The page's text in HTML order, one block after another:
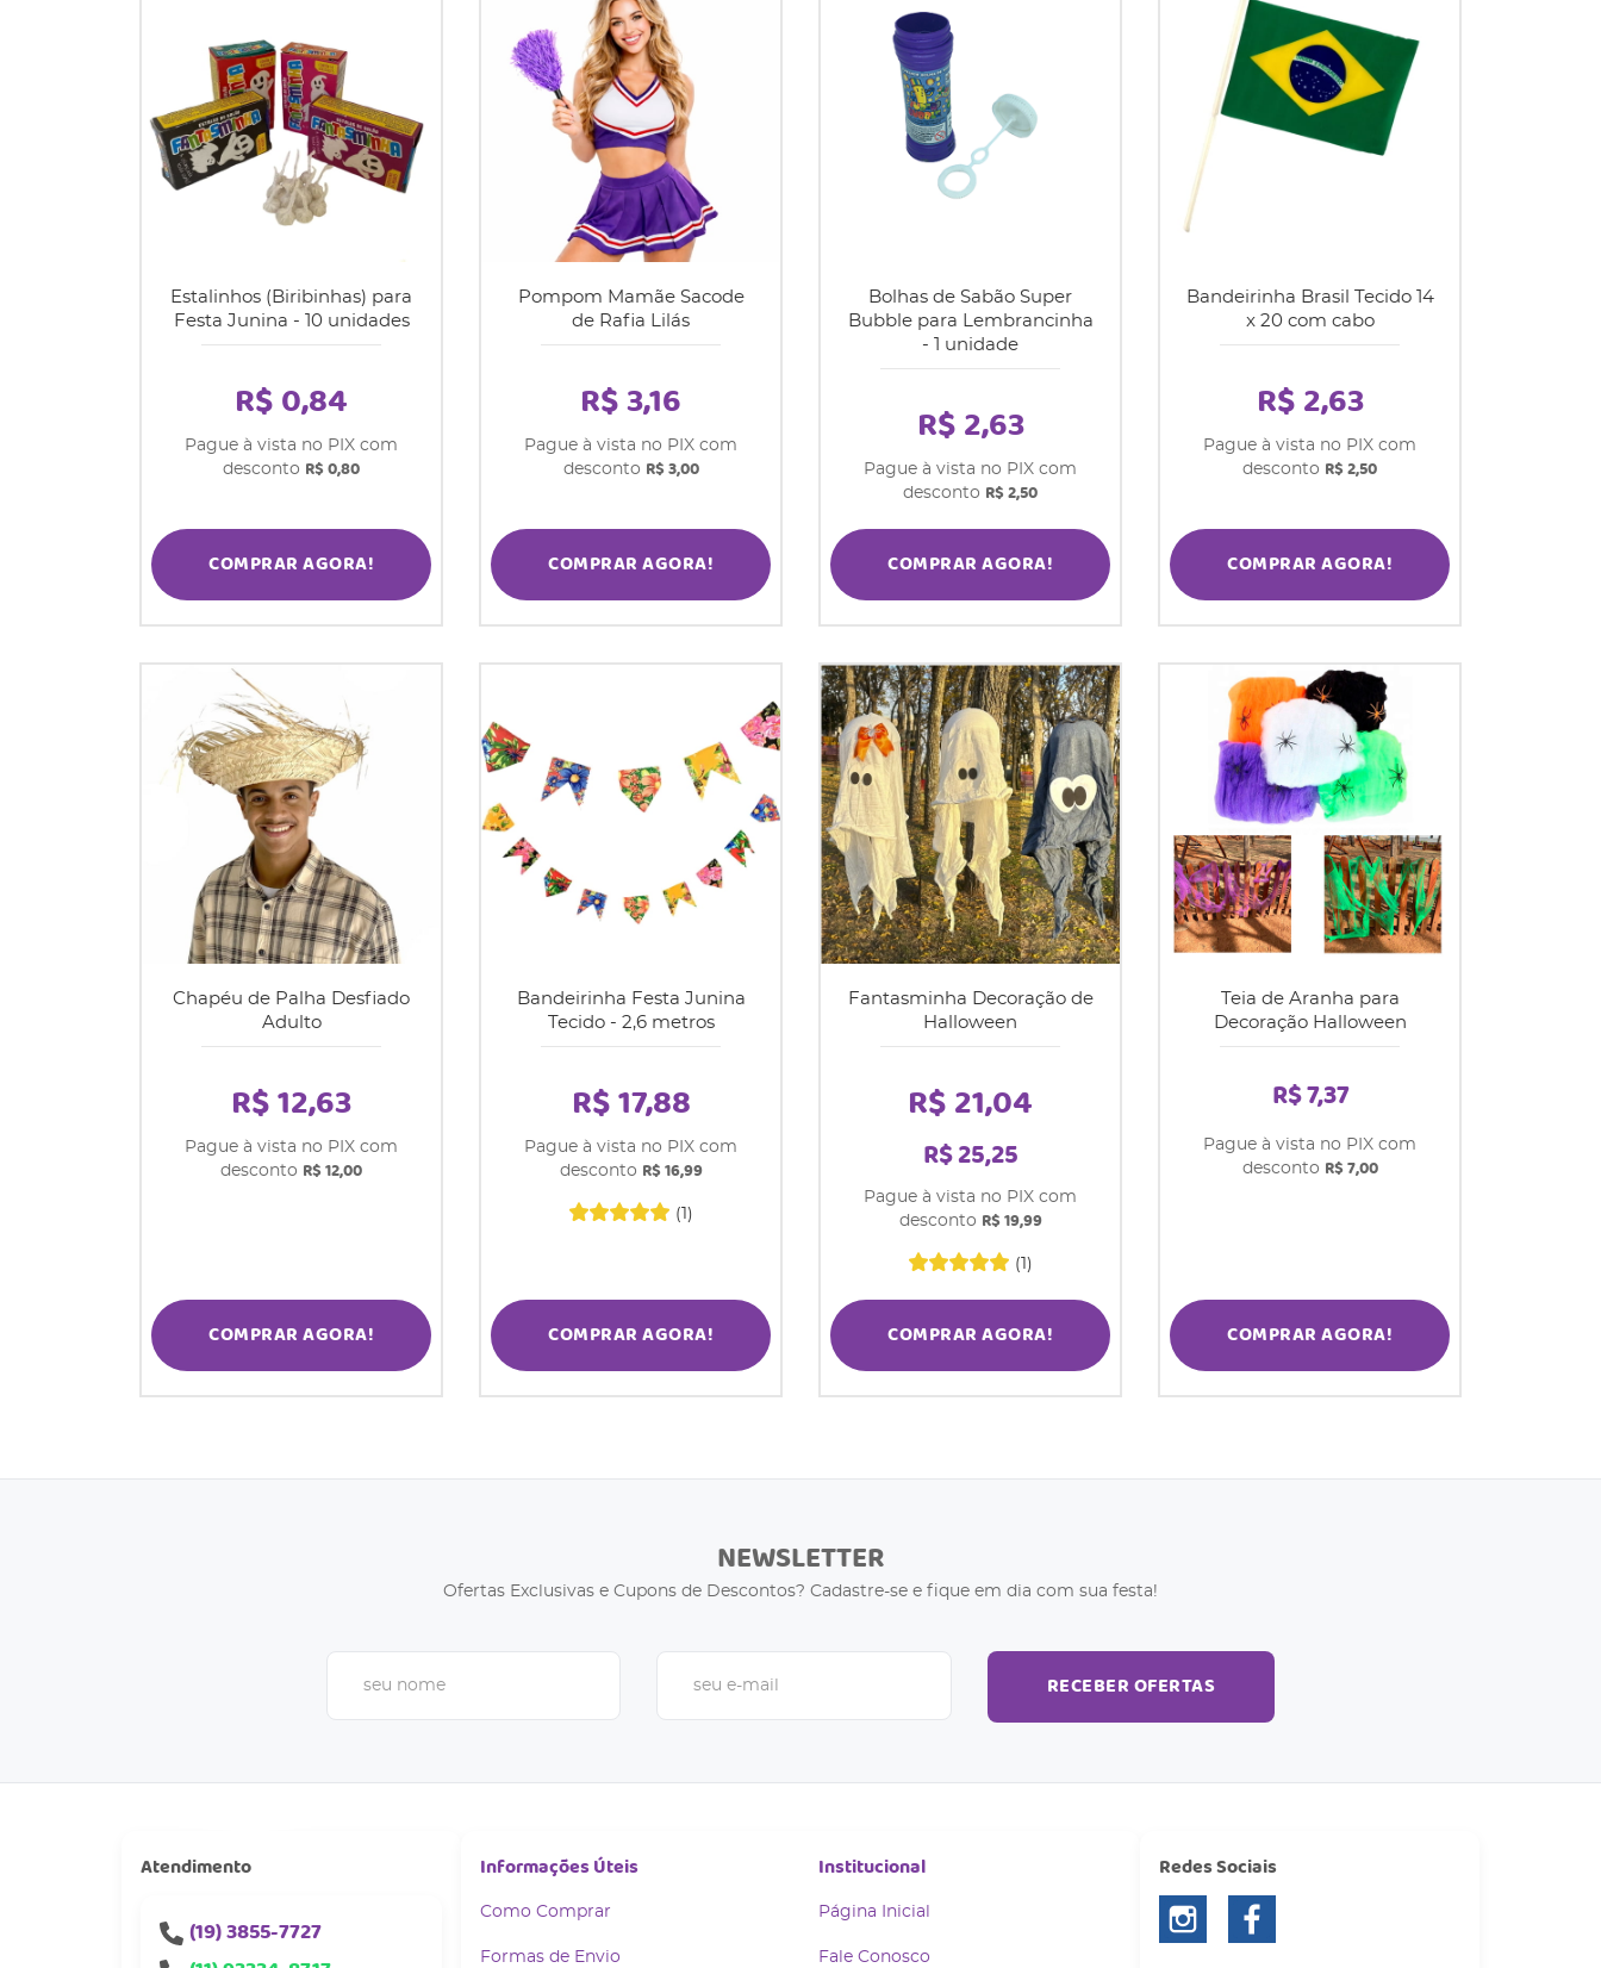
Estalinhos (Biribinhas) para
Festa Junina - 10 unidades
R$ 0,84
Pague à vista no PIX com
desconto R$ 0,80
COMPRAR AGORA!
Pompom Mamãe Sacode
de Rafia Lilás
R$ 3,16
Pague à vista no PIX com
desconto R$ 3,00
COMPRAR AGORA!
Bolhas de Sabão Super
Bubble para Lembrancinha
- 1 unidade
R$ 2,63
Pague à vista no PIX com
desconto R$ 2,50
COMPRAR AGORA!
Bandeirinha Brasil Tecido 14
x 20 com cabo
R$ 2,63
Pague à vista no PIX com
desconto R$ 2,50
COMPRAR AGORA!
Chapéu de Palha Desfiado
Adulto
R$ 12,63
Pague à vista no PIX com
desconto R$ 12,00
COMPRAR AGORA!
Bandeirinha Festa Junina
Tecido - 2,6 metros
(1)
R$ 17,88
Pague à vista no PIX com
desconto R$ 16,99
COMPRAR AGORA!
Fantasminha Decoração de
Halloween
(1)
R$ 21,04
R$ 25,25
Pague à vista no PIX com
desconto R$ 19,99
COMPRAR AGORA!
Teia de Aranha para
Decoração Halloween
R$ 7,37
Pague à vista no PIX com
desconto R$ 7,00
COMPRAR AGORA!
NEWSLETTER
Ofertas Exclusivas e Cupons de Descontos? Cadastre-se e fique em dia com sua festa!
RECEBER OFERTAS
Atendimento
(19)3855-7727
Informações Úteis
Como Comprar
Formas de Envio
Institucional
Página Inicial
Fale Conosco
Redes Sociais